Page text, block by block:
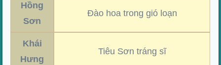
Hồng
Sơn
Đào hoa trong gió loạn
Khái
Hưng
Tiêu Sơn tráng sĩ